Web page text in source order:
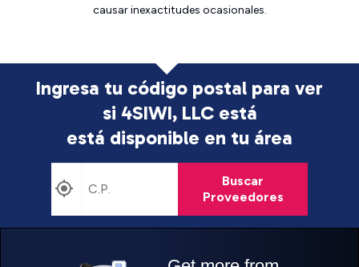
causar inexactitudes ocasionales.
Ingresa tu código postal para ver
si 4SIWI, LLC está
está disponible en tu área
Buscar
Proveedores